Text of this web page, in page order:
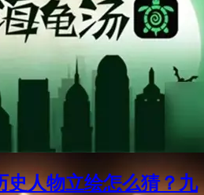
史人物立绘怎么猜？九